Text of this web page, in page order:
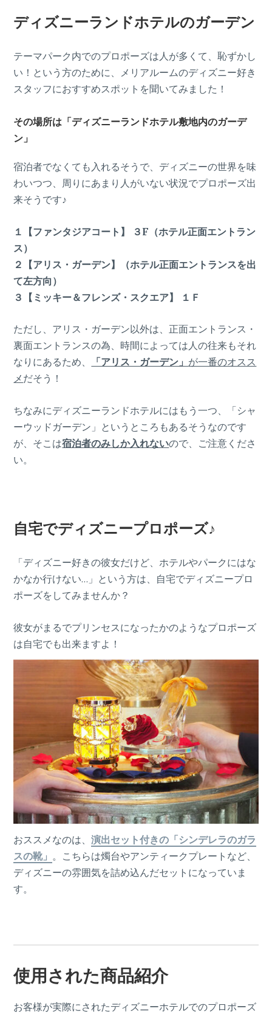
ディズニーランドホテルのガーデン
テーマパーク内でのプロポーズは人が多くて、恥ずかし
い！という方のために、メリアルームのディズニー好き
スタッフにおすすめスポットを聞いてみました！
その場所は 「ディズニーランドホテル敷地内のガーデ
ン」
宿泊者でなくても入れるそうで、ディズニーの世界を味
わいつつ、周りにあまり人がいない状況でプロポーズ出
来そうです♪
１【ファンタジアコート】 ３F（ホテル正面エントラン
ス）
２【アリス・ガーデン】（ホテル正面エントランスを出
て左方向）
３【ミッキー＆フレンズ・スクエア】 １Ｆ
ただし、アリス・ガーデン以外は、正面エントランス・
裏面エントランスの為、時間によっては人の往来もそれ
なりにあるため、
「アリス・ガーデン」 が一番のオスス
メ だそう！
ちなみにディズニーランドホテルにはもう一つ、「シャ
ーウッドガーデン」というところもあるそうなのです
が、そこは宿泊者のみしか入れないので、ご注意くださ
い。
自宅でディズニープロポーズ♪
「ディズニー好きの彼女だけど、ホテルやパークにはな
かなか行けない…」という方は、自宅でディズニープロ
ポーズをしてみませんか？
彼女がまるでプリンセスになったかのようなプロポーズ
は自宅でも出来ますよ！
おススメなのは、演出セット付きの「シンデレラのガラ
スの靴」 。こちらは燭台やアンティークプレートなど、
ディズニーの雰囲気を詰め込んだセットになっていま
す。
使用された商品紹介
お客様が実際にされたディズニーホテルでのプロポーズ